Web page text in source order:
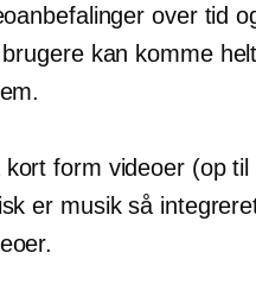
over tid
kan komme
kort form videoer (op
er musik så